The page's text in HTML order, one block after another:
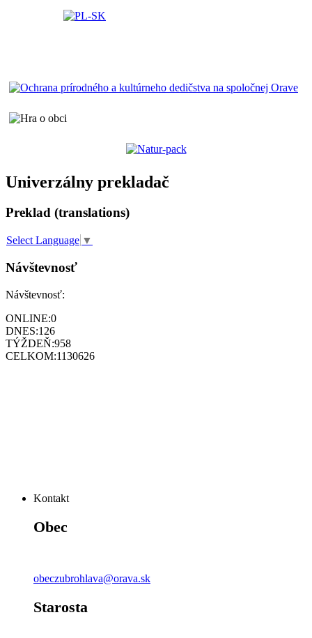
Univerzálny prekladač
Preklad (translations)
Select Language ▼
Návštevnosť
Návštevnosť:
ONLINE:0
DNES:126
TÝŽDEŇ:958
CELKOM:1130626
Kontakt
Obec
obeczubrohlava@orava.sk
Starosta